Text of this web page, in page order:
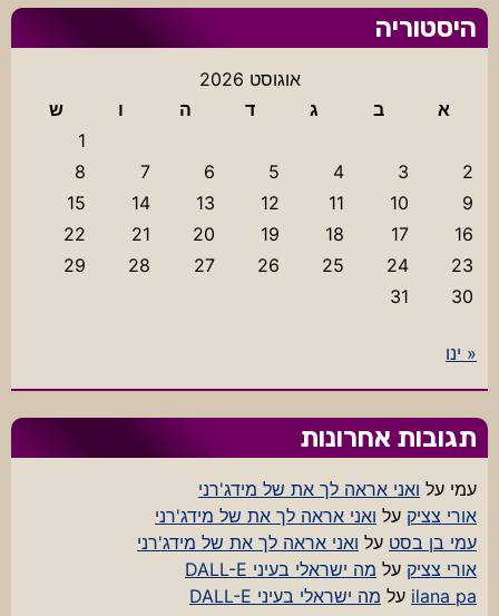
היסטוריה
אוגוסט 2026
א
ב ג ד ה ו
ש
1
2
3
4
5
6
7
8
9
10
11
12
13
14
15
16
17
18
19
20
21
22
23
24
25
26
27
28
29
30
31
« ינו
תגובות אחרונות
עמי על ואני אראה לך את של מידג'רני
אורי צציק על ואני אראה לך את של מידג'רני
עמי בן בסט על ואני אראה לך את של מידג'רני
אורי צציק על מה ישראלי בעיני DALL-E
ilana pa על מה ישראלי בעיני DALL-E